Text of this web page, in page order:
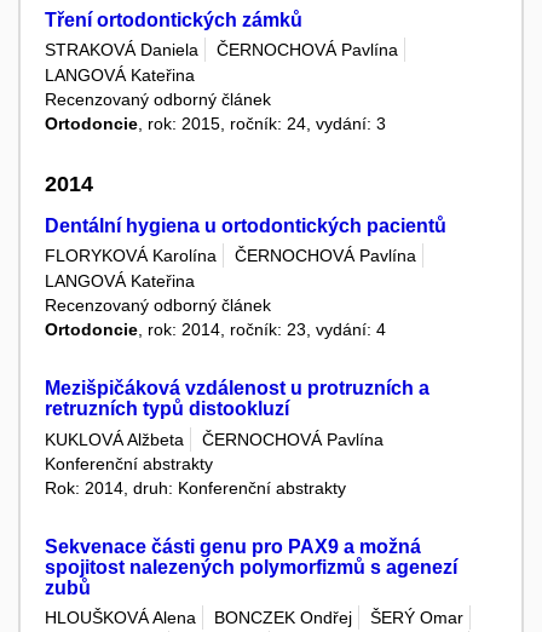
Tření ortodontických zámků
STRAKOVÁ Daniela
ČERNOCHOVÁ Pavlína
LANGOVÁ Kateřina
Recenzovaný odborný článek
Ortodoncie, rok: 2015, ročník: 24, vydání: 3
2014
Dentální hygiena u ortodontických pacientů
FLORYKOVÁ Karolína
ČERNOCHOVÁ Pavlína
LANGOVÁ Kateřina
Recenzovaný odborný článek
Ortodoncie, rok: 2014, ročník: 23, vydání: 4
Mezišpičáková vzdálenost u protruzních a
retruzních typů distookluzí
KUKLOVÁ Alžbeta
ČERNOCHOVÁ Pavlína
Konferenční abstrakty
Rok: 2014, druh: Konferenční abstrakty
Sekvenace části genu pro PAX9 a možná
spojitost nalezených polymorfizmů s agenezí
zubů
HLOUŠKOVÁ Alena BONCZEK Ondřej
ŠERÝ Omar